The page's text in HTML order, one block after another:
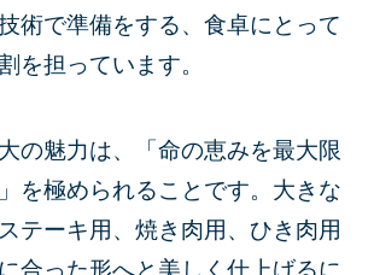
術で準備をする、食卓にとって
を担っています。
の魅力は、「命の恵みを最大限
を極められることです。大きな
テーキ用、焼き肉用、ひき肉用
合った形へと美しく仕上げるに